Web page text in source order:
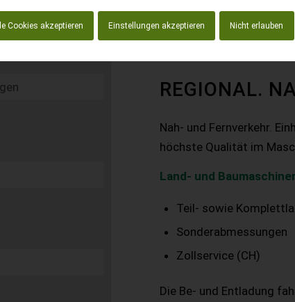
Cookies akzeptieren Einstellungen akzeptieren Nicht erlauben
REGIONAL.
Nah- und Fernverkehr.
höchste Qualität im
Land- und
Teil- sowie
Sonderabmessungen
Zollservice (CH)
Die Be- und Entladung